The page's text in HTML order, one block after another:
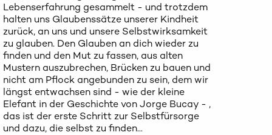
Lebenserfahrung gesammelt - und trotzdem
halten uns Glaubenssätze unserer Kindheit
zurück, an uns und unsere Selbstwirksamkeit
zu glauben. Den Glauben an dich wieder zu
finden und den Mut zu fassen, aus alten
Mustern auszubrechen, Brücken zu bauen und
nicht am Pflock angebunden zu sein, dem wir
längst entwachsen sind - wie der kleine
Elefant in der Geschichte von Jorge Bucay - ,
das ist der erste Schritt zur Selbstfürsorge
und dazu, die selbst zu finden...